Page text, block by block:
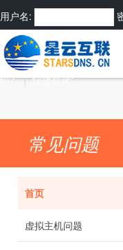
用户名:
码? 快捷登录:
常见问题
首页
虚拟主机问题